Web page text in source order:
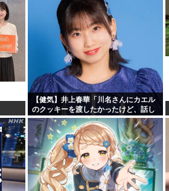
【健気】井上春華「川名さんにカエル
のクッキーを渡したかったけど、話し
かけられず結局自分で食べた」